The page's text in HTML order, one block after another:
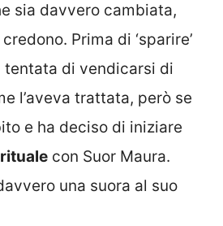
sia davvero cambiata,
Prima di ‘sparire’
tentata di vendicarsi di
l’aveva trattata, però se
e ha deciso di iniziare
con Suor Maura.
una suora al suo